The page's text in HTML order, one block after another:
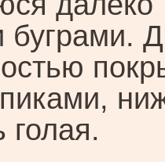
буграми.
голая.